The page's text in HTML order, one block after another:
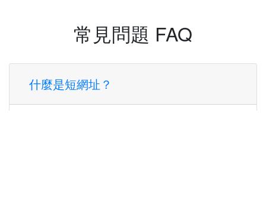
常見問題 FAQ
什麼是短網址？